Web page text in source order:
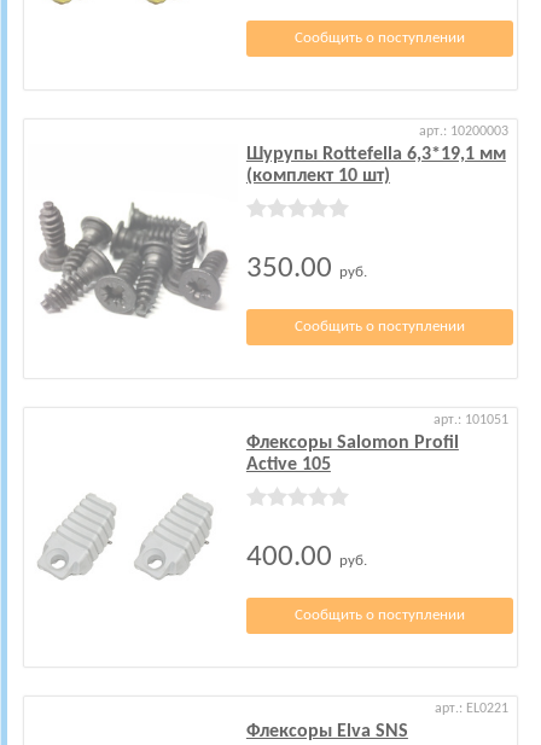
Сообщить о поступлении
арт.: 10200003
Шурупы Rottefella 6,3*19,1 мм
(комплект 10 шт)
350.00 руб.
Сообщить о поступлении
арт.: 101051
Флексоры Salomon Profil
Active 105
400.00 руб.
Сообщить о поступлении
арт.: EL0221
Флексоры Elva SNS